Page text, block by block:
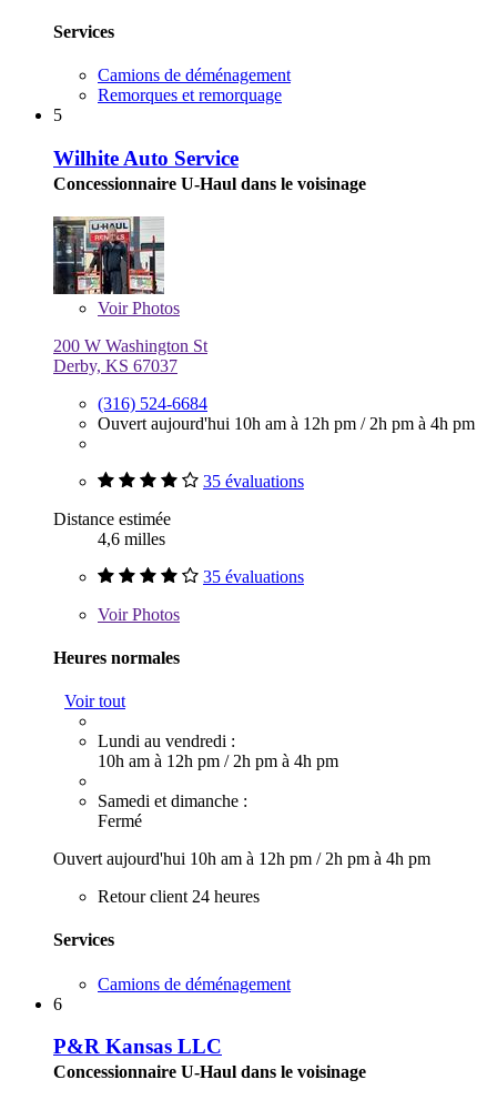
Services
Camions de déménagement
Remorques et remorquage
5
Wilhite Auto Service
Concessionnaire U-Haul dans le voisinage
VoirPhotos
200 W Washington St
Derby, KS 67037
(316) 524-6684
Ouvert aujourd'hui 10h am à 12h pm / 2h pm à 4h pm
35 évaluations
Distance estimée
4,6 milles
35 évaluations
VoirPhotos
Heures normales
Voir tout
Lundi au vendredi :
10h am à 12h pm / 2h pm à 4h pm
Samedi et dimanche :
Fermé
Ouvert aujourd'hui 10h am à 12h pm / 2h pm à 4h pm
Retour client 24 heures
Services
Camions de déménagement
6
P&R Kansas LLC
Concessionnaire U-Haul dans le voisinage